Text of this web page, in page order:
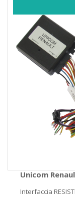
Unicom
Interfaccia